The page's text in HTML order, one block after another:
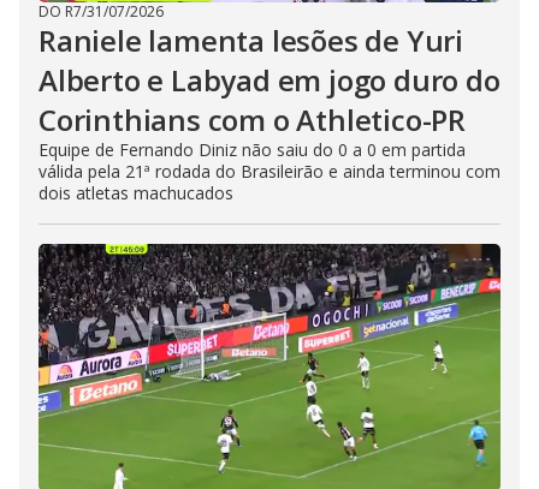
DO R7/31/07/2026
Raniele lamenta lesões de Yuri
Alberto e Labyad em jogo duro do
Corinthians com o Athletico-PR
Equipe de Fernando Diniz não saiu do 0 a 0 em partida
válida pela 21ª rodada do Brasileirão e ainda terminou com
dois atletas machucados